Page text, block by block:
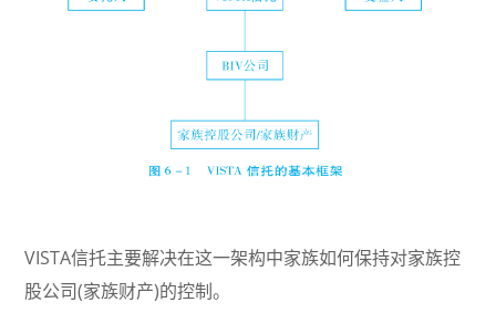
VISTA信托主要解决在这一架构中家族如何保持对家族控
股公司(家族财产)的控制。